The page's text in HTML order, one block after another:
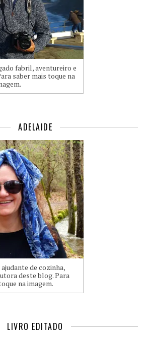
fabril, aventureiro e
saber mais toque na
ADELAIDE
de cozinha,
deste blog. Para
na imagem.
LIVRO EDITADO